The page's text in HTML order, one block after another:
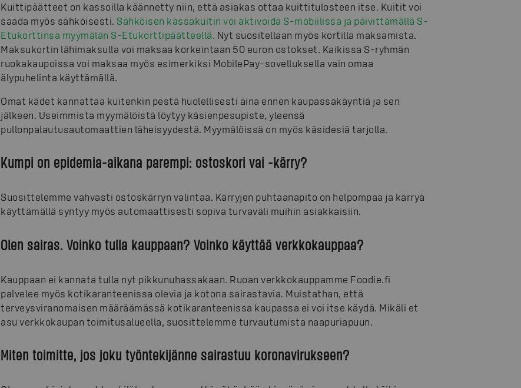
Kuittipäätteet on kassoilla käännetty niin, että asiakas ottaa kuittitulosteen itse. Kuitit voi
saada myös sähköisesti. Sähköisen kassakuitin voi aktivoida S-mobiilissa ja päivittämällä S-
Etukorttinsa myymälän S-Etukorttipäätteellä. Nyt suositellaan myös kortilla maksamista.
Maksukortin lähimaksulla voi maksaa korkeintaan 50 euron ostokset. Kaikissa S-ryhmän
ruokakaupoissa voi maksaa myös esimerkiksi MobilePay-sovelluksella vain omaa
älypuhelinta käyttämällä.
Omat kädet kannattaa kuitenkin pestä huolellisesti aina ennen kaupassakäyntiä ja sen
jälkeen. Useimmista myymälöistä löytyy käsienpesupiste, yleensä
pullonpalautusautomaattien läheisyydestä. Myymälöissä on myös käsidesiä tarjolla.
Kumpi on epidemia-aikana parempi: ostoskori vai -kärry?
Suosittelemme vahvasti ostoskärryn valintaa. Kärryjen puhtaanapito on helpompaa ja kärryä
käyttämällä syntyy myös automaattisesti sopiva turvaväli muihin asiakkaisiin.
Olen sairas. Voinko tulla kauppaan? Voinko käyttää verkkokauppaa?
Kauppaan ei kannata tulla nyt pikkunuhassakaan. Ruoan verkkokauppamme Foodie.fi
palvelee myös kotikaranteenissa olevia ja kotona sairastavia. Muistathan, että
terveysviranomaisen määräämässä kotikaranteenissa kaupassa ei voi itse käydä. Mikäli et
asu verkkokaupan toimitusalueella, suosittelemme turvautumista naapuriapuun.
Miten toimitte, jos joku työntekijänne sairastuu koronavirukseen?